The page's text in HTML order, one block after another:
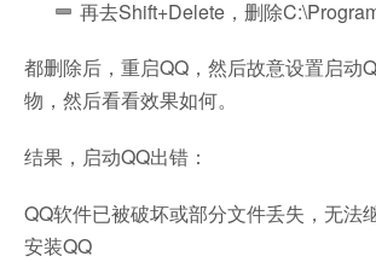
再去Shift+Delete，删除
都删除后，重启QQ，然后故意设置启动
物，然后看看效果如何。
结果，启动QQ出错：
QQ软件已被破坏或部分文件丢失，无法
安装QQ